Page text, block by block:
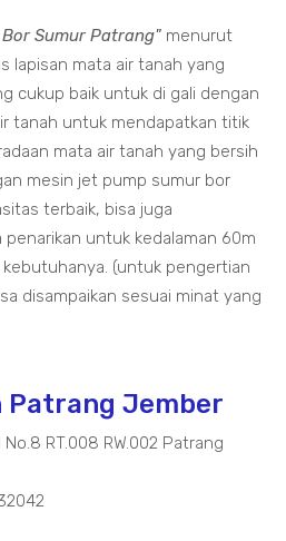
Sumur Patrang" menurut
lapisan mata air tanah yang
cukup baik untuk di gali dengan
tanah untuk mendapatkan titik
mata air tanah yang bersih
mesin jet pump sumur bor
terbaik, bisa juga
untuk kedalaman 60m
(untuk pengertian
disampaikan sesuai minat yang
Patrang Jember
RT.008 RW.002 Patrang